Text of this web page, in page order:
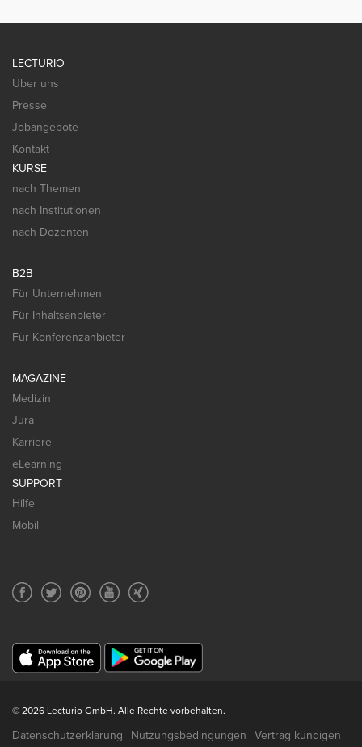
LECTURIO
Über uns
Presse
Jobangebote
Kontakt
KURSE
nach Themen
nach Institutionen
nach Dozenten
B2B
Für Unternehmen
Für Inhaltsanbieter
Für Konferenzanbieter
MAGAZINE
Medizin
Jura
Karriere
eLearning
SUPPORT
Hilfe
Mobil
© 2026 Lecturio GmbH. Alle Rechte vorbehalten.
Datenschutzerklärung Nutzungsbedingungen
Vertrag kündigen